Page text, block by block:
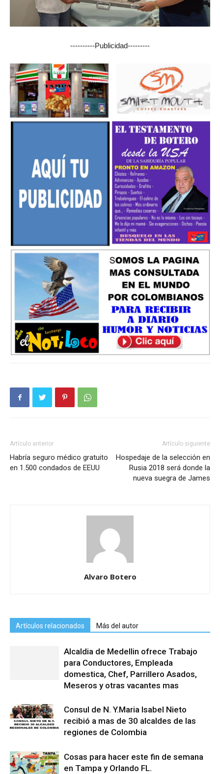
----------Publicidad---------
Artículo anterior
Habría seguro médico gratuito
en 1.500 condados de EEUU
Artículo siguiente
Hospedaje de la selección en
Rusia 2018 será donde la
nueva suegra de James
Alvaro Botero
Artículos relacionados Más del autor
Alcaldia de Medellin ofrece Trabajo
para Conductores, Empleada
domestica, Chef, Parrillero Asados,
Meseros y otras vacantes mas
Consul de N. Y.Maria Isabel Nieto
recibió a mas de 30 alcaldes de las
regiones de Colombia
Cosas para hacer este fin de semana
en Tampa y Orlando FL.